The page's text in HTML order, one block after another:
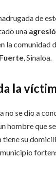
de
una
la comunidad
, Sinaloa.
la
no se dio a
hombre que
su